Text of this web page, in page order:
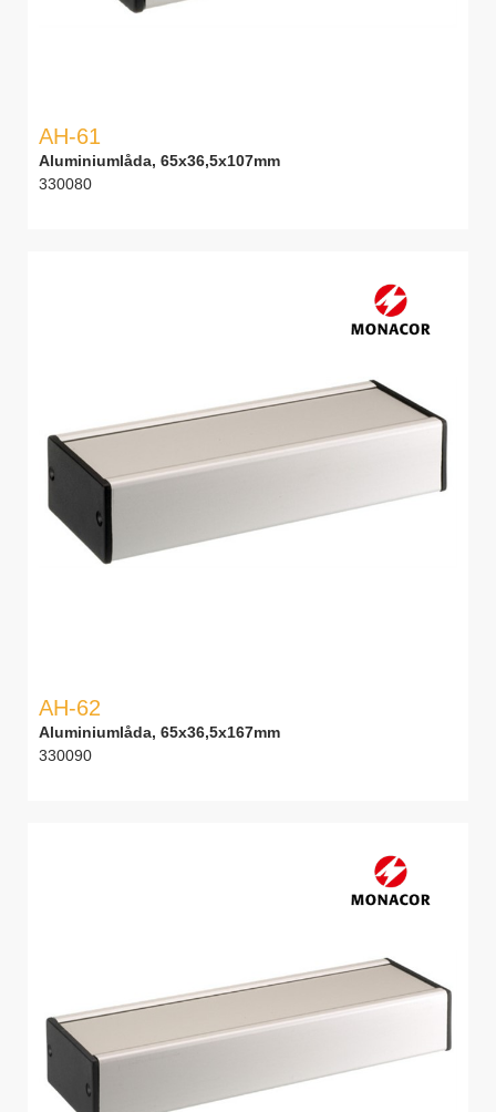
AH-61
Aluminiumlåda, 65x36,5x107mm
330080
AH-62
Aluminiumlåda, 65x36,5x167mm
330090